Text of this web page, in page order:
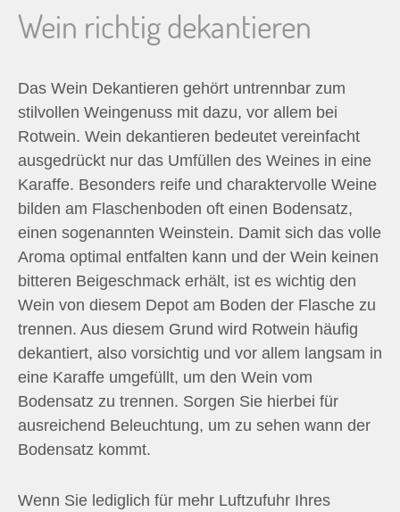
Wein richtig dekantieren
Das Wein Dekantieren gehört untrennbar zum
stilvollen Weingenuss mit dazu, vor allem bei
Rotwein. Wein dekantieren bedeutet vereinfacht
ausgedrückt nur das Umfüllen des Weines in eine
Karaffe. Besonders reife und charaktervolle Weine
bilden am Flaschenboden oft einen Bodensatz,
einen sogenannten Weinstein. Damit sich das volle
Aroma optimal entfalten kann und der Wein keinen
bitteren Beigeschmack erhält, ist es wichtig den
Wein von diesem Depot am Boden der Flasche zu
trennen. Aus diesem Grund wird Rotwein häufig
dekantiert, also vorsichtig und vor allem langsam in
eine Karaffe umgefüllt, um den Wein vom
Bodensatz zu trennen. Sorgen Sie hierbei für
ausreichend Beleuchtung, um zu sehen wann der
Bodensatz kommt.
Wenn Sie lediglich für mehr Luftzufuhr Ihres